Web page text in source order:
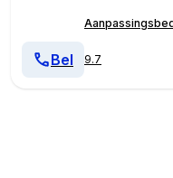
9.7
Bel